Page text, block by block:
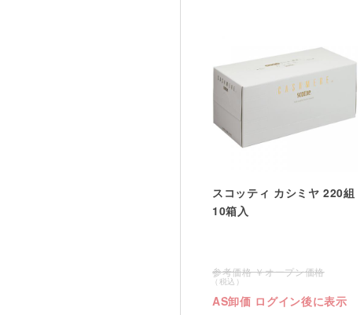
スコッティ カシミヤ 220組
10箱入
オープン価格
AS卸価 ログイン後に表示